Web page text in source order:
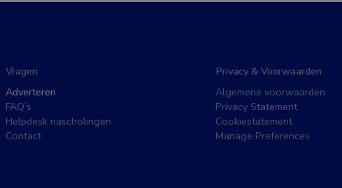
Vragen
Adverteren
FAQ’s
Helpdesk nascholingen
Contact
Privacy & Voorwaarden
Algemene voorwaarden
Privacy Statement
Cookiestatement
Manage Preferences